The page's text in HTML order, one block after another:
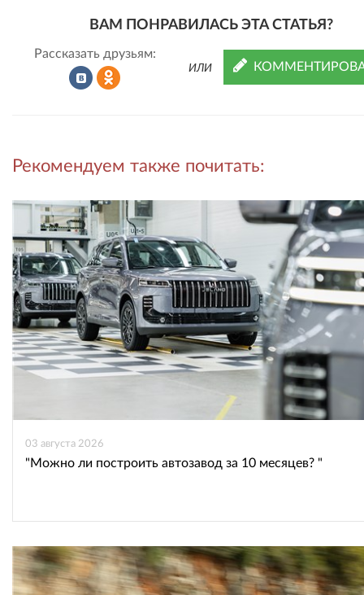
ВАМ ПОНРАВИЛАСЬ ЭТА СТАТЬЯ?
Рассказать друзьям:
во
ВКонтакте
в
Одноклассниках
ИЛИ
Рекомендуем также почитать:
03 августа 2026
"Можно ли построить автозавод за 10 месяцев? "